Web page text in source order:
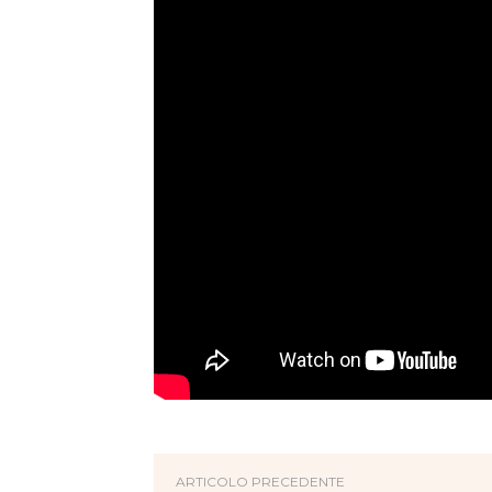
ARTICOLO PRECEDENTE